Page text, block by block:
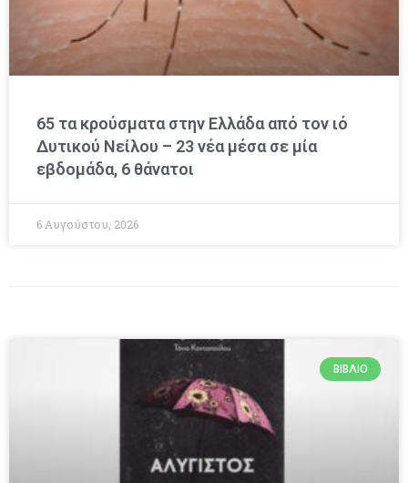
65 τα κρούσματα στην Ελλάδα από τον ιό
Δυτικού Νείλου – 23 νέα μέσα σε μία
εβδομάδα, 6 θάνατοι
6 Αυγούστου, 2026
ΒΙΒΛΊΟ